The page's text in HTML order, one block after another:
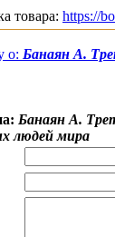
товара: https://
о: Банаян А.
Банаян А.
людей мира